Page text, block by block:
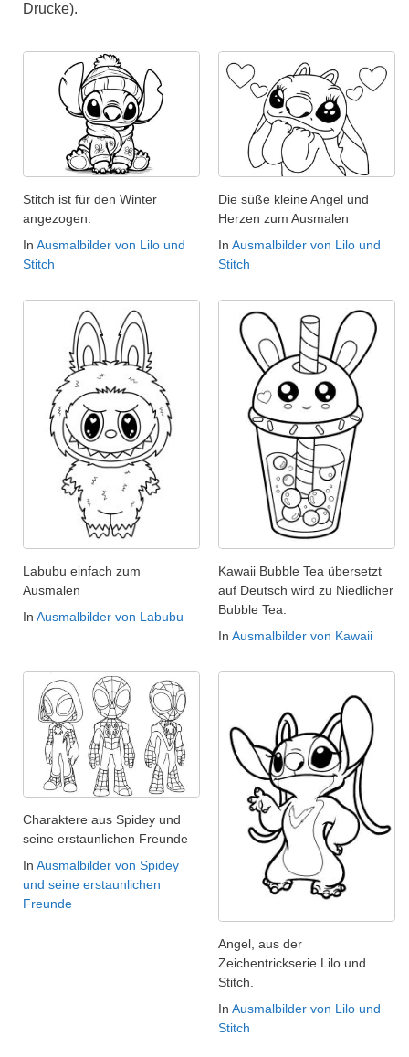
Drucke).
Stitch ist für den Winter
angezogen.
In Ausmalbilder von Lilo und
Stitch
Die süße kleine Angel und
Herzen zum Ausmalen
In Ausmalbilder von Lilo und
Stitch
Labubu einfach zum
Ausmalen
In Ausmalbilder von Labubu
Kawaii Bubble Tea übersetzt
auf Deutsch wird zu Niedlicher
Bubble Tea.
In Ausmalbilder von Kawaii
Charaktere aus Spidey und
seine erstaunlichen Freunde
In Ausmalbilder von Spidey
und seine erstaunlichen
Freunde
Angel, aus der
Zeichentrickserie Lilo und
Stitch.
In Ausmalbilder von Lilo und
Stitch